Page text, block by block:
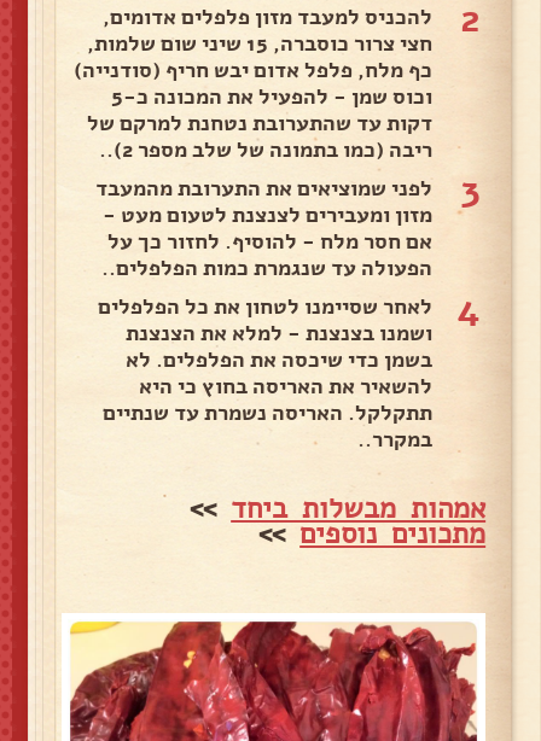
2
להכניס למעבד מזון פלפלים אדומים,
חצי צרור כוסברה, 15 שיני שום שלמות,
כף מלח, פלפל אדום יבש חריף (סודנייה)
וכוס שמן - להפעיל את המכונה כ-5
דקות עד שהתערובת נטחנת למרקם של
ריבה (כמו בתמונה של שלב מספר 2)..
3
לפני שמוציאים את התערובת מהמעבד
מזון ומעבירים לצנצנת לטעום מעט -
אם חסר מלח - להוסיף. לחזור כך על
הפעולה עד שנגמרת כמות הפלפלים..
4
לאחר שסיימנו לטחון את כל הפלפלים
ושמנו בצנצנת - למלא את הצנצנת
בשמן כדי שיכסה את הפלפלים. לא
להשאיר את האריסה בחוץ כי היא
תתקלקל. האריסה נשמרת עד שנתיים
במקרר..
אמהות מבשלות ביחד >>
מתכונים נוספים>>